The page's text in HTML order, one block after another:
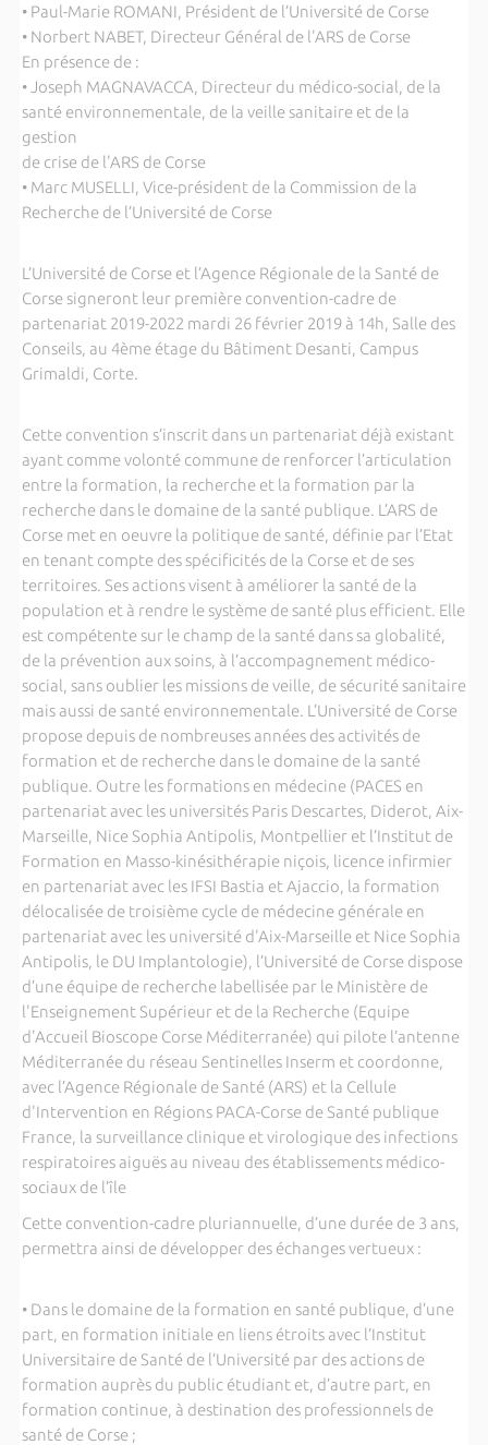
• Paul-Marie ROMANI, Président de l’Université de Corse
• Norbert NABET, Directeur Général de l'ARS de Corse
En présence de :
• Joseph MAGNAVACCA, Directeur du médico-social, de la
santé environnementale, de la veille sanitaire et de la
gestion
de crise de l'ARS de Corse
• Marc MUSELLI, Vice-président de la Commission de la
Recherche de l’Université de Corse
L’Université de Corse et l’Agence Régionale de la Santé de
Corse signeront leur première convention-cadre de
partenariat 2019-2022 mardi 26 février 2019 à 14h, Salle des
Conseils, au 4ème étage du Bâtiment Desanti, Campus
Grimaldi, Corte.
Cette convention s’inscrit dans un partenariat déjà existant
ayant comme volonté commune de renforcer l’articulation
entre la formation, la recherche et la formation par la
recherche dans le domaine de la santé publique. L’ARS de
Corse met en oeuvre la politique de santé, définie par l’Etat
en tenant compte des spécificités de la Corse et de ses
territoires. Ses actions visent à améliorer la santé de la
population et à rendre le système de santé plus efficient. Elle
est compétente sur le champ de la santé dans sa globalité,
de la prévention aux soins, à l’accompagnement médico-
social, sans oublier les missions de veille, de sécurité sanitaire
mais aussi de santé environnementale. L’Université de Corse
propose depuis de nombreuses années des activités de
formation et de recherche dans le domaine de la santé
publique. Outre les formations en médecine (PACES en
partenariat avec les universités Paris Descartes, Diderot, Aix-
Marseille, Nice Sophia Antipolis, Montpellier et l’Institut de
Formation en Masso-kinésithérapie niçois, licence infirmier
en partenariat avec les IFSI Bastia et Ajaccio, la formation
délocalisée de troisième cycle de médecine générale en
partenariat avec les université d'Aix-Marseille et Nice Sophia
Antipolis, le DU Implantologie), l’Université de Corse dispose
d’une équipe de recherche labellisée par le Ministère de
l'Enseignement Supérieur et de la Recherche (Equipe
d'Accueil Bioscope Corse Méditerranée) qui pilote l’antenne
Méditerranée du réseau Sentinelles Inserm et coordonne,
avec l’Agence Régionale de Santé (ARS) et la Cellule
d'Intervention en Régions PACA-Corse de Santé publique
France, la surveillance clinique et virologique des infections
respiratoires aiguës au niveau des établissements médico-
sociaux de l’île
Cette convention-cadre pluriannuelle, d’une durée de 3 ans,
permettra ainsi de développer des échanges vertueux :
• Dans le domaine de la formation en santé publique, d’une
part, en formation initiale en liens étroits avec l’Institut
Universitaire de Santé de l’Université par des actions de
formation auprès du public étudiant et, d’autre part, en
formation continue, à destination des professionnels de
santé de Corse ;